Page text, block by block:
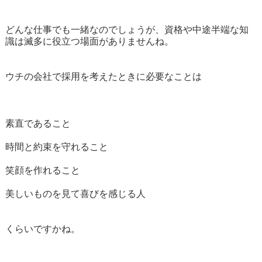
どんな仕事でも一緒なのでしょうが、資格や中途半端な知
識は滅多に役立つ場面がありませんね。
ウチの会社で採用を考えたときに必要なことは
素直であること
時間と約束を守れること
笑顔を作れること
美しいものを見て喜びを感じる人
くらいですかね。